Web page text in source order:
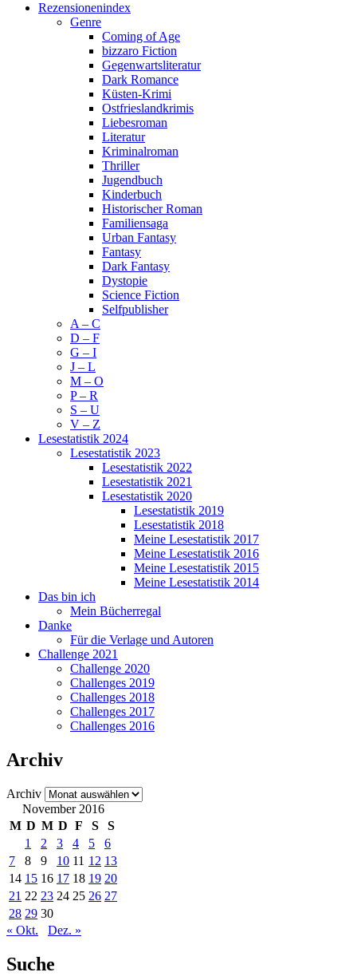
Rezensionenindex
Genre
Coming of Age
bizzaro Fiction
Gegenwartsliteratur
Dark Romance
Küsten-Krimi
Ostfrieslandkrimis
Liebesroman
Literatur
Kriminalroman
Thriller
Jugendbuch
Kinderbuch
Historischer Roman
Familiensaga
Urban Fantasy
Fantasy
Dark Fantasy
Dystopie
Science Fiction
Selfpublisher
A – C
D – F
G – I
J – L
M – O
P – R
S – U
V – Z
Lesestatistik 2024
Lesestatistik 2023
Lesestatistik 2022
Lesestatistik 2021
Lesestatistik 2020
Lesestatistik 2019
Lesestatistik 2018
Meine Lesestatistik 2017
Meine Lesestatistik 2016
Meine Lesestatistik 2015
Meine Lesestatistik 2014
Das bin ich
Mein Bücherregal
Danke
Für die Verlage und Autoren
Challenge 2021
Challenge 2020
Challenges 2019
Challenges 2018
Challenges 2017
Challenges 2016
Archiv
Archiv
November 2016
M D M D F S
S
1
2 3 4 5
6
7
8 9 10 11 12 13
14 15 16 17 18 19 20
21 22 23 24 25 26 27
28 29 30
« Okt.
Dez. »
Suche